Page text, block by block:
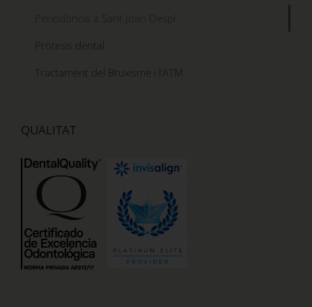
Pròtesis dental
Tractament del Bruxisme i l’ATM
QUALITAT